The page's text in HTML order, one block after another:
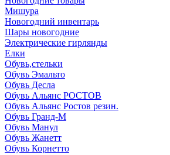
Мишура
Новогодний инвентарь
Шары новогодние
Электрические гирлянды
Елки
Обувь,стельки
Обувь Эмальто
Обувь Десла
Обувь Альянс РОСТОВ
Обувь Альянс Ростов резин.
Обувь Гранд-М
Обувь Манул
Обувь Жанетт
Обувь Корнетто